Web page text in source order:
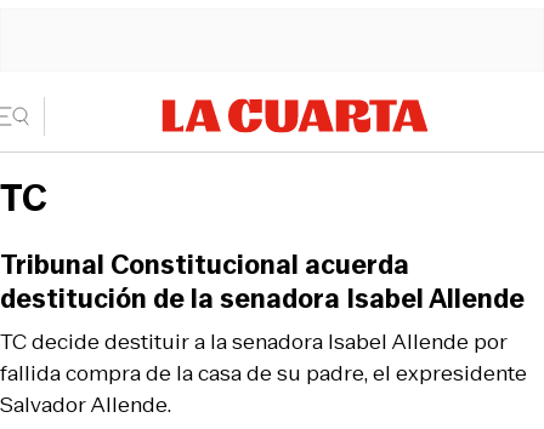
TC
TC decide destituir a la senadora Isabel Allende por
fallida compra de la casa de su padre, el expresidente
Salvador Allende.
Tribunal Constitucional acuerda
destitución de la senadora Isabel Allende